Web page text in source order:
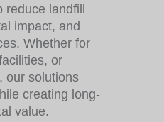
reduce landfill
impact, and
Whether for
or
our solutions
creating long-
value.